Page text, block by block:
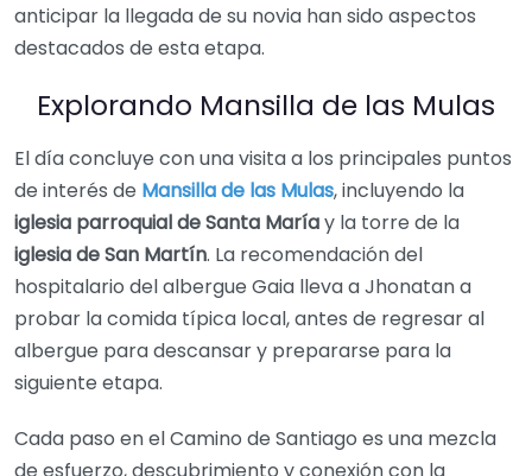
anticipar la llegada de su novia han sido aspectos
destacados de esta etapa.
Explorando Mansilla de las Mulas
El día concluye con una visita a los principales puntos
de interés de Mansilla de las Mulas, incluyendo la
iglesia parroquial de Santa Maríay la torre de la
iglesia de San Martín. La recomendación del
hospitalario del albergue Gaia lleva a Jhonatan a
probar la comida típica local, antes de regresar al
albergue para descansar y prepararse para la
siguiente etapa.
Cada paso en el Camino de Santiago es una mezcla
de esfuerzo, descubrimiento y conexión con la